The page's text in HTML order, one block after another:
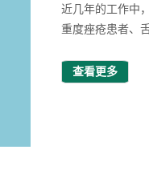
近几年的工作中
重度痤疮患者、
查看更多